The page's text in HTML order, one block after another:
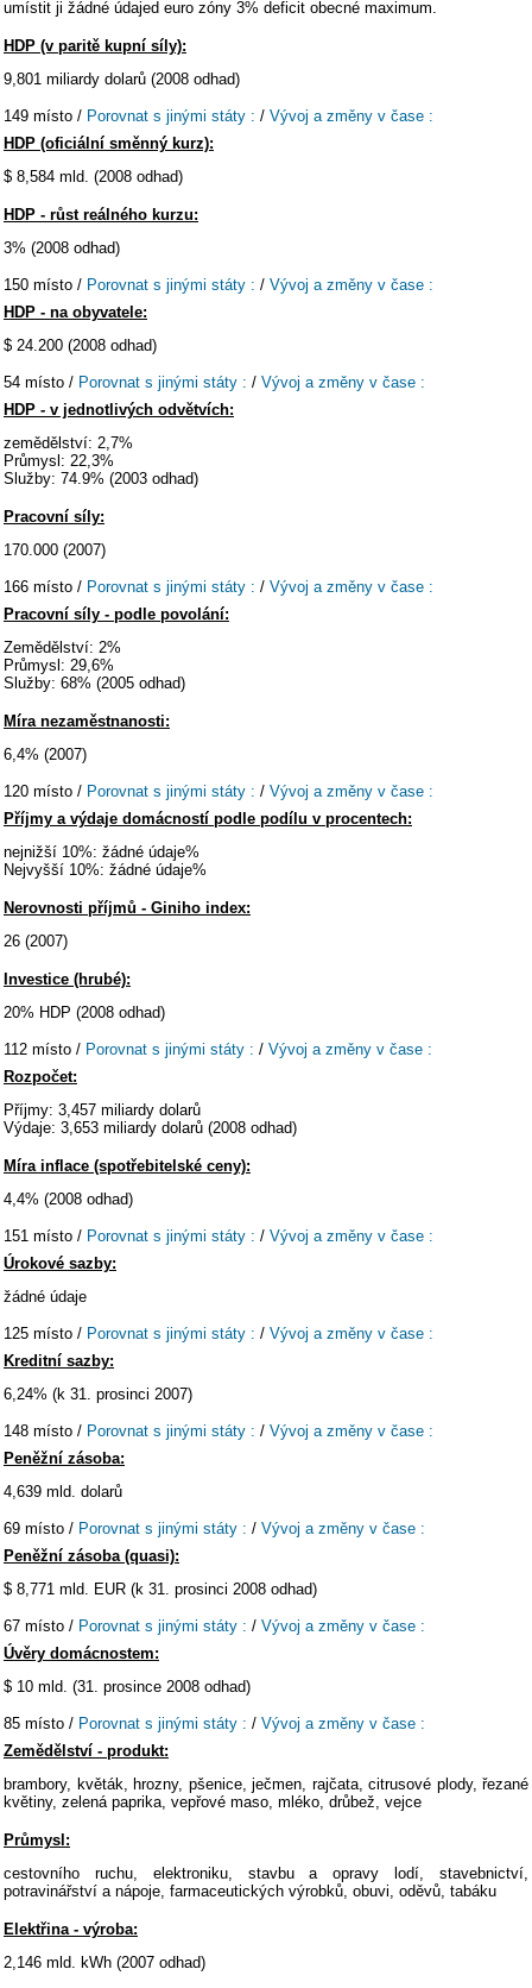
umístit ji žádné údajed euro zóny 3% deficit obecné maximum.
HDP (v paritě kupní síly):
9,801 miliardy dolarů (2008 odhad)
149 místo / Porovnat s jinými státy : / Vývoj a změny v čase :
HDP (oficiální směnný kurz):
$ 8,584 mld. (2008 odhad)
HDP - růst reálného kurzu:
3% (2008 odhad)
150 místo / Porovnat s jinými státy : / Vývoj a změny v čase :
HDP - na obyvatele:
$ 24.200 (2008 odhad)
54 místo / Porovnat s jinými státy : / Vývoj a změny v čase :
HDP - v jednotlivých odvětvích:
zemědělství: 2,7%
Průmysl: 22,3%
Služby: 74.9% (2003 odhad)
Pracovní síly:
170.000 (2007)
166 místo / Porovnat s jinými státy : / Vývoj a změny v čase :
Pracovní síly - podle povolání:
Zemědělství: 2%
Průmysl: 29,6%
Služby: 68% (2005 odhad)
Míra nezaměstnanosti:
6,4% (2007)
120 místo / Porovnat s jinými státy : / Vývoj a změny v čase :
Příjmy a výdaje domácností podle podílu v procentech:
nejnižší 10%: žádné údaje%
Nejvyšší 10%: žádné údaje%
Nerovnosti příjmů - Giniho index:
26 (2007)
Investice (hrubé):
20% HDP (2008 odhad)
112 místo / Porovnat s jinými státy : / Vývoj a změny v čase :
Rozpočet:
Příjmy: 3,457 miliardy dolarů
Výdaje: 3,653 miliardy dolarů (2008 odhad)
Míra inflace (spotřebitelské ceny):
4,4% (2008 odhad)
151 místo / Porovnat s jinými státy : / Vývoj a změny v čase :
Úrokové sazby:
žádné údaje
125 místo / Porovnat s jinými státy : / Vývoj a změny v čase :
Kreditní sazby:
6,24% (k 31. prosinci 2007)
148 místo / Porovnat s jinými státy : / Vývoj a změny v čase :
Peněžní zásoba:
4,639 mld. dolarů
69 místo / Porovnat s jinými státy : / Vývoj a změny v čase :
Peněžní zásoba (quasi):
$ 8,771 mld. EUR (k 31. prosinci 2008 odhad)
67 místo / Porovnat s jinými státy : / Vývoj a změny v čase :
Úvěry domácnostem:
$ 10 mld. (31. prosince 2008 odhad)
85 místo / Porovnat s jinými státy : / Vývoj a změny v čase :
Zemědělství - produkt:
brambory, květák, hrozny, pšenice, ječmen, rajčata, citrusové plody, řezané
květiny, zelená paprika, vepřové maso, mléko, drůbež, vejce
Průmysl:
cestovního ruchu, elektroniku, stavbu a opravy lodí, stavebnictví,
potravinářství a nápoje, farmaceutických výrobků, obuvi, oděvů, tabáku
Elektřina - výroba:
2,146 mld. kWh (2007 odhad)